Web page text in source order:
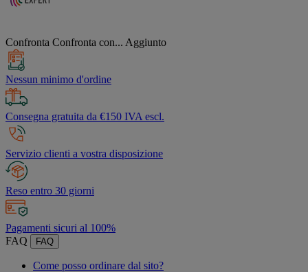
Confronta Confronta con... Aggiunto
Nessun minimo d'ordine
Consegna gratuita da €150 IVA escl.
Servizio clienti a vostra disposizione
Reso entro 30 giorni
Pagamenti sicuri al 100%
FAQ
FAQ
Come posso ordinare dal sito?